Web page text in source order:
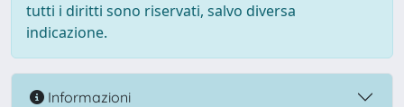
tutti i diritti sono riservati, salvo diversa
indicazione.
Informazioni